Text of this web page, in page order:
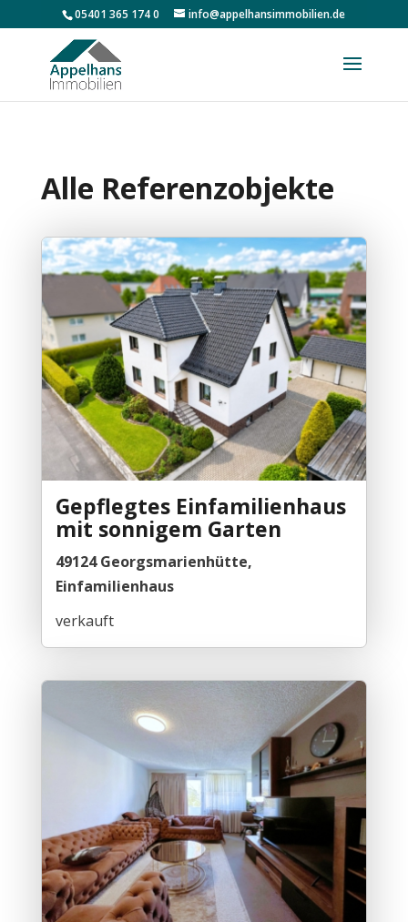
05401 365 174 0 info@appelhansimmobilien.de
Alle Referenzobjekte
Gepflegtes Einfamilienhaus
mit sonnigem Garten
49124 Georgsmarienhütte,
Einfamilienhaus
verkauft